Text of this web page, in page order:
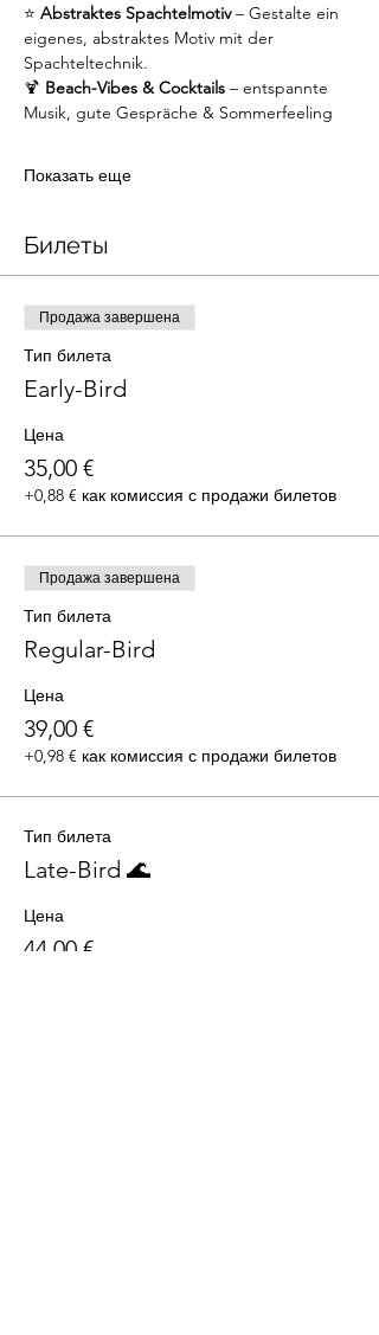
⭐ Abstraktes Spachtelmotiv – Gestalte ein
eigenes, abstraktes Motiv mit der
Spachteltechnik.
🍹 Beach-Vibes & Cocktails – entspannte
Musik, gute Gespräche & Sommerfeeling
Показать еще
Билеты
Продажа завершена
Тип билета
Early-Bird
Цена
35,00 €
+0,88 € как комиссия с продажи билетов
Продажа завершена
Тип билета
Regular-Bird
Цена
39,00 €
+0,98 € как комиссия с продажи билетов
Тип билета
Late-Bird 🌊
Цена
44,00 €